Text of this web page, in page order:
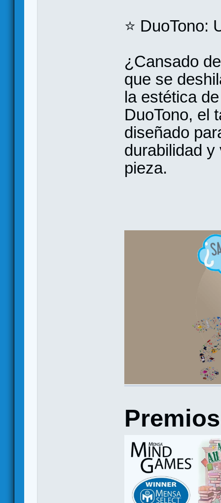
⭐️ DuoTono:
¿Cansado
que se
la estética
DuoTono, el
diseñado
durabilidad
pieza.